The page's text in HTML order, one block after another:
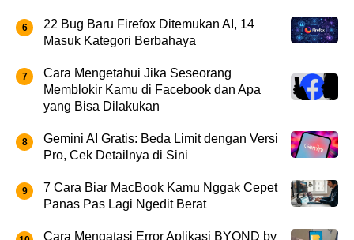
22 Bug Baru Firefox Ditemukan AI, 14
Masuk Kategori Berbahaya
Cara Mengetahui Jika Seseorang
Memblokir Kamu di Facebook dan Apa
yang Bisa Dilakukan
Gemini AI Gratis: Beda Limit dengan Versi
Pro, Cek Detailnya di Sini
7 Cara Biar MacBook Kamu Nggak Cepet
Panas Pas Lagi Ngedit Berat
Cara Mengatasi Error Aplikasi BYOND by